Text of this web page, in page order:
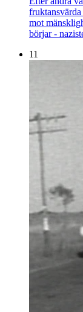
mot
börjar -
11